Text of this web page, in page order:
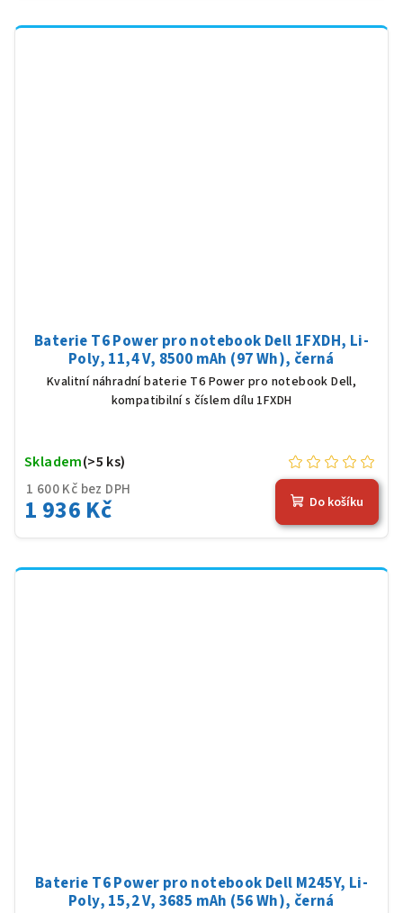
Baterie T6 Power pro notebook Dell 1FXDH, Li-
Poly, 11,4 V, 8500 mAh (97 Wh), černá
Kvalitní náhradní baterie T6 Power pro notebook Dell,
kompatibilní s číslem dílu 1FXDH
1 600 Kč bez DPH
1 936 Kč
Skladem(>5 ks)
Do košíku
Baterie T6 Power pro notebook Dell M245Y, Li-
Poly, 15,2 V, 3685 mAh (56 Wh), černá